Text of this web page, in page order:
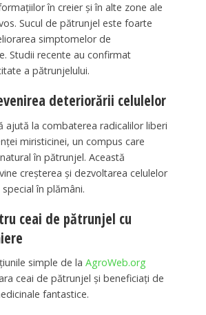
în creier și în alte zone ale
Sucul de pătrunjel este foarte
simptomelor de
Studii recente au confirmat
a pătrunjelului.
deteriorării celulelor
ajută la combaterea radicalilor liberi
miristicinei, un compus care
în pătrunjel. Această
creșterea și dezvoltarea celulelor
în plămâni.
ceai de pătrunjel cu
simple de la AgroWeb.org
ceai de pătrunjel și beneficiați de
fantastice.